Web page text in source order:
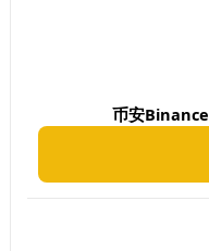
币安Binance